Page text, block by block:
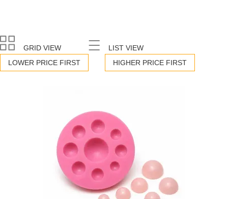
GRID VIEW
LIST VIEW
LOWER PRICE FIRST
HIGHER PRICE FIRST